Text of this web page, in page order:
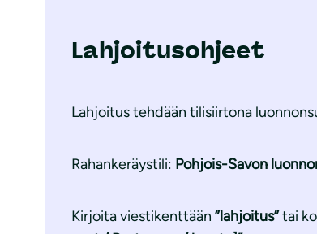
Lahjoitusohjeet
Lahjoitus tehdään tilisiirtona
Rahankeräystili: Pohjois-Savon
Kirjoita viestikenttään ”lahjoitus”tai